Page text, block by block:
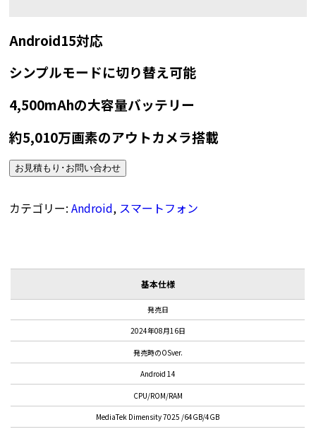
Android15対応
シンプルモードに切り替え可能
4,500mAhの大容量バッテリー
約5,010万画素のアウトカメラ搭載
お見積もり･お問い合わせ
カテゴリー:Android, スマートフォン
基本仕様
発売日
2024年08月16日
発売時のOSver.
Android 14
CPU/ROM/RAM
MediaTek Dimensity 7025 /64GB/4GB